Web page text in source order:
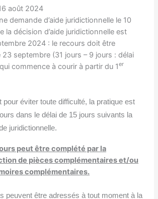
août 2024
demande d’aide juridictionnelle le 10
la décision d’aide juridictionnelle est
2024 : le recours doit être
septembre (31 jours – 9 jours : délai
commence à courir à partir du 1er
pour éviter toute difficulté, la pratique est
dans le délai de 15 jours suivants la
juridictionnelle.
peut être complété par la
de pièces complémentaires et/ou
complémentaires.
peuvent être adressés à tout moment à la